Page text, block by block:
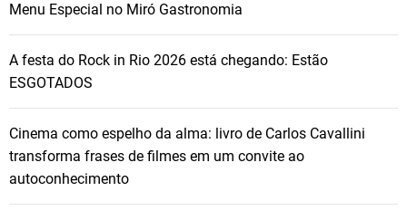
Menu Especial no Miró Gastronomia
A festa do Rock in Rio 2026 está chegando: Estão
ESGOTADOS
Cinema como espelho da alma: livro de Carlos Cavallini
transforma frases de filmes em um convite ao
autoconhecimento